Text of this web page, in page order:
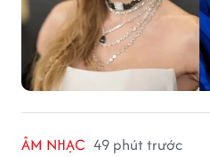
ÂM NHẠC 49 phút trước